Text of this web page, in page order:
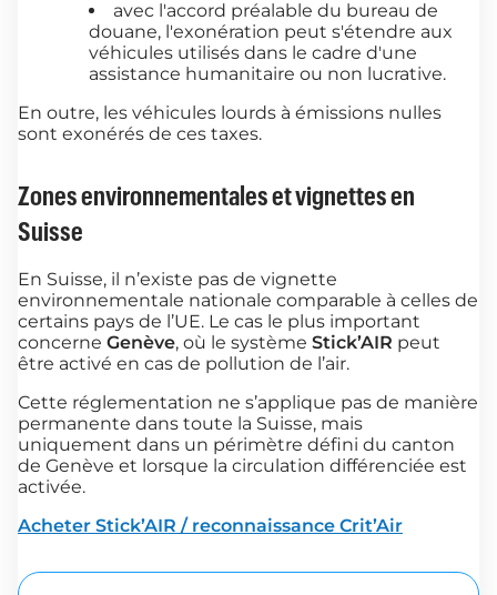
avec l'accord préalable du bureau de
douane, l'exonération peut s'étendre aux
véhicules utilisés dans le cadre d'une
assistance humanitaire ou non lucrative.
En outre, les véhicules lourds à émissions nulles
sont exonérés de ces taxes.
Zones environnementales et vignettes en
Suisse
En Suisse, il n’existe pas de vignette
environnementale nationale comparable à celles de
certains pays de l’UE. Le cas le plus important
concerne Genève, où le système Stick’AIR peut
être activé en cas de pollution de l’air.
Cette réglementation ne s’applique pas de manière
permanente dans toute la Suisse, mais
uniquement dans un périmètre défini du canton
de Genève et lorsque la circulation différenciée est
activée.
Acheter Stick’AIR / reconnaissance Crit’Air